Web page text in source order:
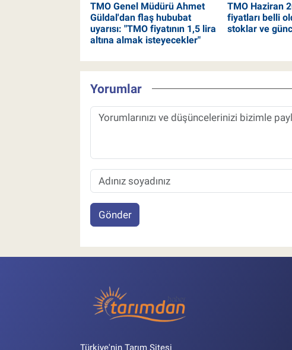
TMO Genel Müdürü Ahmet
Güldal'dan flaş hububat
uyarısı: "TMO fiyatının 1,5 lira
altına almak isteyecekler"
TMO Haziran
fiyatları belli
stoklar ve
Yorumlar
Gönder
Türkiye'nin Tarım Sitesi